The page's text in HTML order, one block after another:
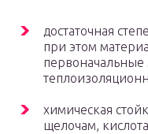
достаточная
при этом
первоначальные
химическая
щелочам,